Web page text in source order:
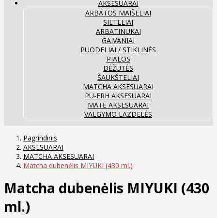
AKSESUARAI
ARBATOS MAIŠELIAI
SIETELIAI
ARBATINUKAI
GAIVANIAI
PUODELIAI / STIKLINĖS
PIALOS
DĖŽUTĖS
ŠAUKŠTELIAI
MATCHA AKSESUARAI
PU-ERH AKSESUARAI
MATĖ AKSESUARAI
VALGYMO LAZDELĖS
Pagrindinis
AKSESUARAI
MATCHA AKSESUARAI
Matcha dubenėlis MIYUKI (430 ml.)
Matcha dubenėlis MIYUKI (430
ml.)